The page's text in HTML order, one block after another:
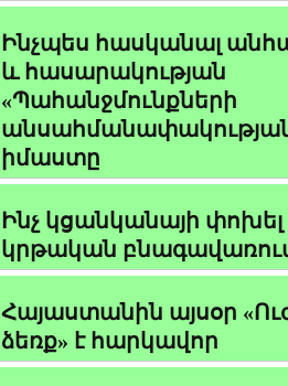
Ինչպես հասկանալ
և հասարակության
«Պահանջմունքների
իմաստը
Ինչ կցանկանայի փոխել
կրթական
Հայաստանին այսօր
ձեռք» է հարկավոր